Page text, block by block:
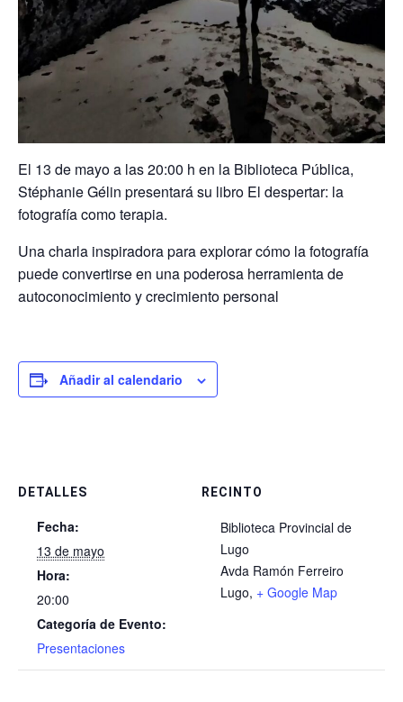
El 13 de mayo a las 20:00 h en la Biblioteca Pública,
Stéphanie Gélin presentará su libro El despertar: la
fotografía como terapia.
Una charla inspiradora para explorar cómo la fotografía
puede convertirse en una poderosa herramienta de
autoconocimiento y crecimiento personal
Añadir al calendario
DETALLES
Fecha:
13 de mayo
Hora:
20:00
Categoría de Evento:
Presentaciones
RECINTO
Biblioteca Provincial de
Lugo
Avda Ramón Ferreiro
Lugo, + Google Map